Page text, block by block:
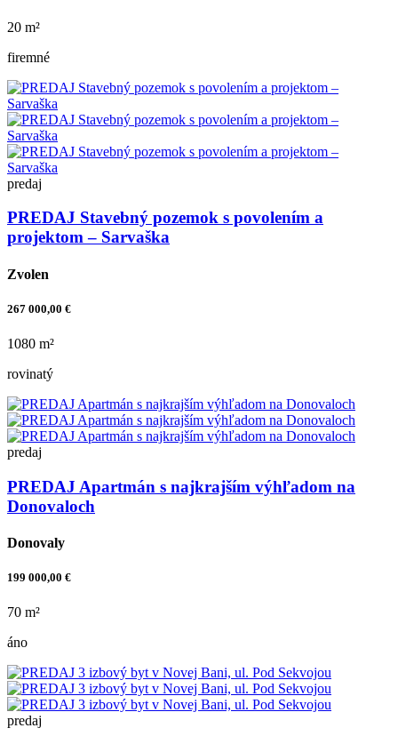
20 m²
firemné
predaj
PREDAJ Stavebný pozemok s povolením a
projektom – Sarvaška
Zvolen
267 000,00 €
1080 m²
rovinatý
predaj
PREDAJ Apartmán s najkrajším výhľadom na
Donovaloch
Donovaly
199 000,00 €
70 m²
áno
predaj